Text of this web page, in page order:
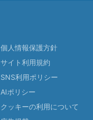
個人情報保護方針
サイト利用規約
SNS利用ポリシー
AIポリシー
クッキーの利用について